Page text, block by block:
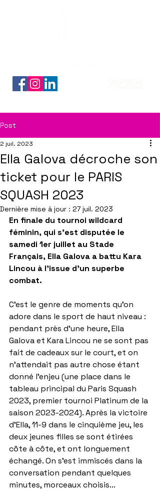
Post
Ella Galova décroche son
ticket pour le PARIS
SQUASH 2023
2 juil. 2023
Dernière mise à jour : 27 juil. 2023
En finale du tournoi wildcard
féminin, qui s'est disputée le
samedi 1er juillet au Stade
Français, Ella Galova a battu Kara
Lincou à l'issue d'un superbe
combat.
C'est le genre de moments qu'on
adore dans le sport de haut niveau :
pendant près d'une heure, Ella
Galova et Kara Lincou ne se sont pas
fait de cadeaux sur le court, et on
n'attendait pas autre chose étant
donné l'enjeu (une place dans le
tableau principal du Paris Squash
2023, premier tournoi Platinum de la
saison 2023-2024). Après la victoire
d'Ella, 11-9 dans le cinquième jeu, les
deux jeunes filles se sont étirées
côte à côte, et ont longuement
échangé. On s'est immiscés dans la
conversation pendant quelques
minutes, morceaux choisis...